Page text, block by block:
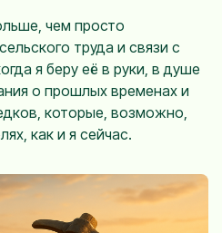
чем просто
труда и связи с
я беру её в руки, в душе
о прошлых временах и
которые, возможно,
как и я сейчас.